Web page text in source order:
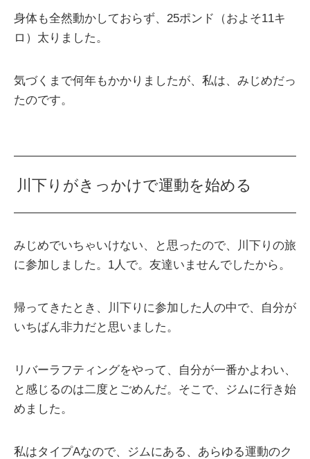
身体も全然動かしておらず、25ポンド（およそ11キ
ロ）太りました。
気づくまで何年もかかりましたが、私は、みじめだっ
たのです。
川下りがきっかけで運動を始める
みじめでいちゃいけない、と思ったので、川下りの旅
に参加しました。1人で。友達いませんでしたから。
帰ってきたとき、川下りに参加した人の中で、自分が
いちばん非力だと思いました。
リバーラフティングをやって、自分が一番かよわい、
と感じるのは二度とごめんだ。そこで、ジムに行き始
めました。
私はタイプAなので、ジムにある、あらゆる運動のク